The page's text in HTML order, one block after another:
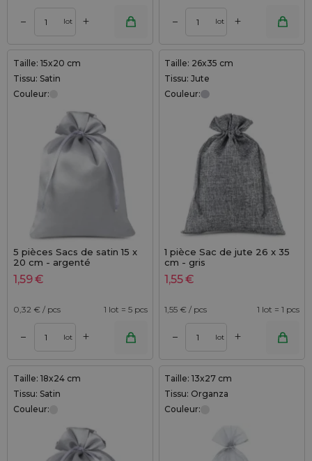
– lot + – lot +
Taille: 15x20 cm
Tissu: Satin
Couleur:
5 pièces Sacs de satin 15 x
20 cm - argenté
1,59€
0,32 € / pcs 1 lot = 5 pcs
– lot +
Taille: 26x35 cm
Tissu: Jute
Couleur:
1 pièce Sac de jute 26 x 35
cm - gris
1,55€
1,55 € / pcs 1 lot = 1 pcs
– lot +
Taille: 18x24 cm
Tissu: Satin
Couleur:
Taille: 13x27 cm
Tissu: Organza
Couleur: